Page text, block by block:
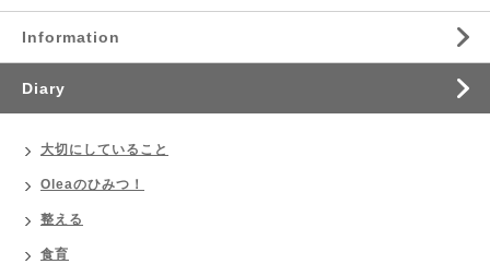
Information
Diary
大切にしていること
Oleaのひみつ！
整える
食育